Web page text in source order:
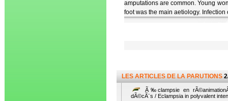
amputations are common. Young
foot was the main aetiology.
LES ARTICLES DE LA PARUTIONS
Ã‰clampsie en
dÃ©cÃ¨s / Eclampsia in polyvalent